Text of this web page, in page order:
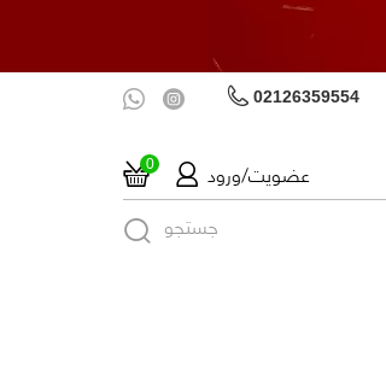
02126359554
0 عضویت/ورود
جستجو